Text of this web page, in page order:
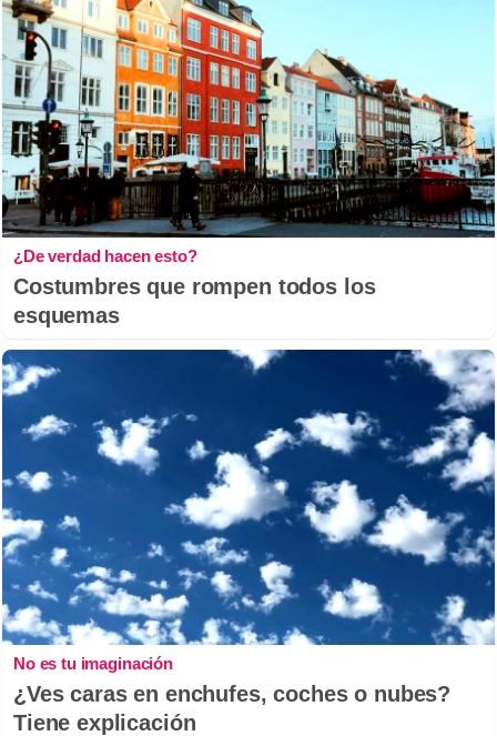
¿De verdad hacen esto?
Costumbres que rompen todos los
esquemas
No es tu imaginación
¿Ves caras en enchufes, coches o nubes?
Tiene explicación